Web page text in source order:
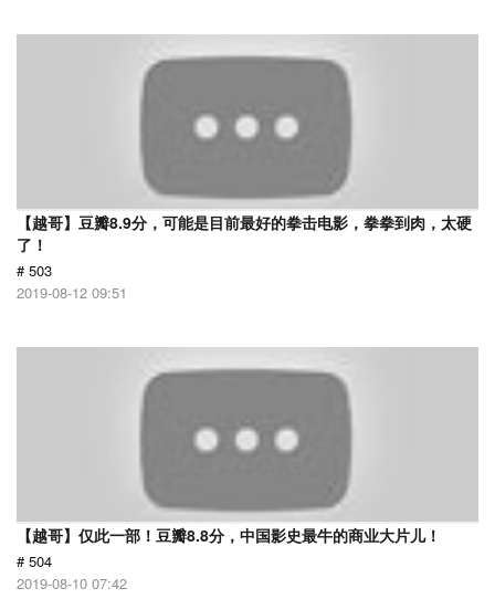
【越哥】豆瓣8.9分，可能是目前最好的拳击电影，拳拳到肉，太硬
了！
# 503
2019-08-12 09:51
【越哥】仅此一部！豆瓣8.8分，中国影史最牛的商业大片儿！
# 504
2019-08-10 07:42